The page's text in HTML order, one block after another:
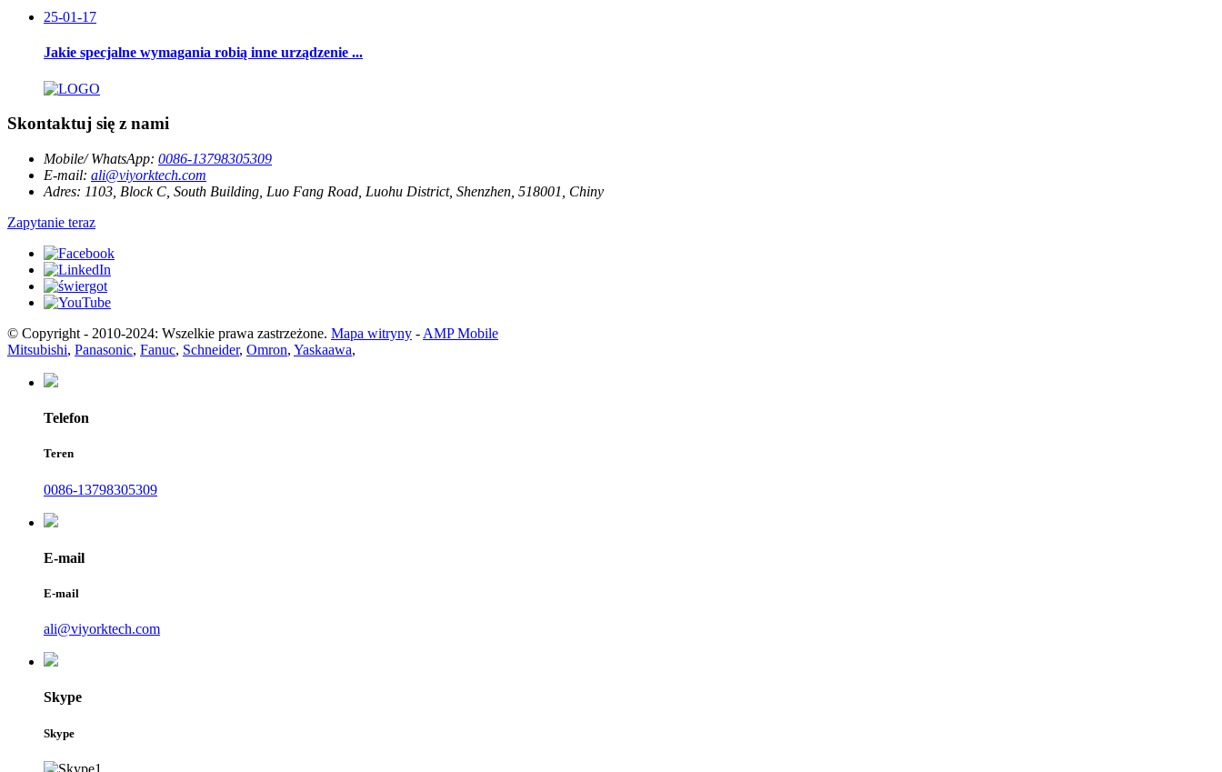
25-01-17
Jakie specjalne wymagania robią inne urządzenie ...
Skontaktuj się z nami
Mobile/ WhatsApp: 0086-13798305309
E-mail: ali@viyorktech.com
Adres: 1103, Block C, South Building, Luo Fang Road, Luohu District, Shenzhen, 518001, Chiny
Zapytanie teraz
© Copyright - 2010-2024: Wszelkie prawa zastrzeżone. Mapa witryny - AMP Mobile
Mitsubishi, Panasonic, Fanuc, Schneider, Omron, Yaskaawa,
Telefon
Teren
0086-13798305309
E-mail
E-mail
ali@viyorktech.com
Skype
Skype